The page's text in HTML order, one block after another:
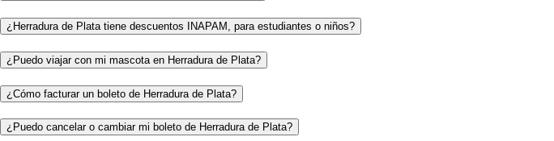
¿Herradura de Plata tiene descuentos INAPAM, para estudiantes o niños?
¿Puedo viajar con mi mascota en Herradura de Plata?
¿Cómo facturar un boleto de Herradura de Plata?
¿Puedo cancelar o cambiar mi boleto de Herradura de Plata?